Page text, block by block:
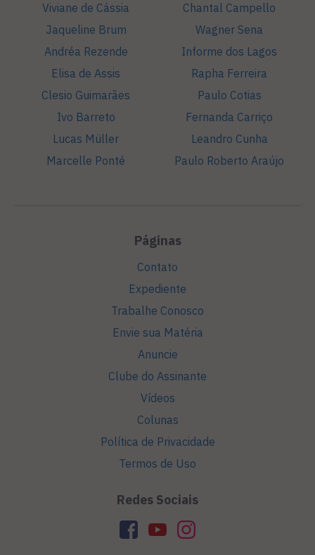
Viviane de Cássia
Jaqueline Brum
Andréa Rezende
Elisa de Assis
Clesio Guimarães
Ivo Barreto
Lucas Müller
Marcelle Ponté
Chantal Campello
Wagner Sena
Informe dos Lagos
Rapha Ferreira
Paulo Cotias
Fernanda Carriço
Leandro Cunha
Paulo Roberto Araújo
Páginas
Contato
Expediente
Trabalhe Conosco
Envie sua Matéria
Anuncie
Clube do Assinante
Vídeos
Colunas
Política de Privacidade
Termos de Uso
Redes Sociais